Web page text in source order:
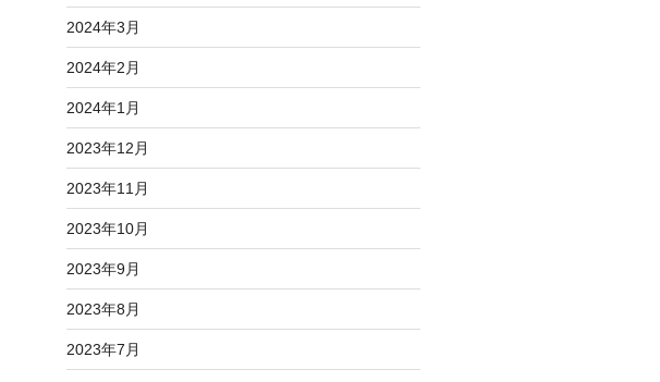
2024年3月
2024年2月
2024年1月
2023年12月
2023年11月
2023年10月
2023年9月
2023年8月
2023年7月